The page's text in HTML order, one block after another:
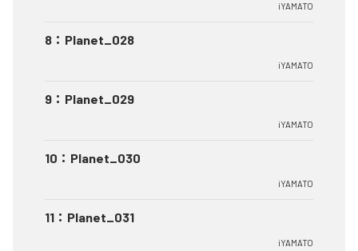
iYAMATO
8 ： Planet_028
iYAMATO
9 ： Planet_029
iYAMATO
10 ： Planet_030
iYAMATO
11 ： Planet_031
iYAMATO